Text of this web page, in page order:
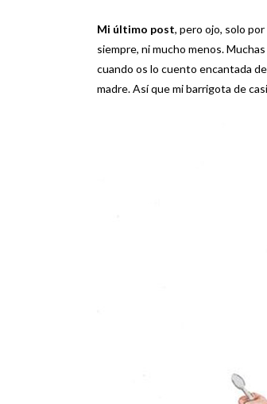
Mi último post, pero ojo, solo
siempre, ni mucho menos.
cuando os lo cuento encantada
madre. Así que mi barrigota de